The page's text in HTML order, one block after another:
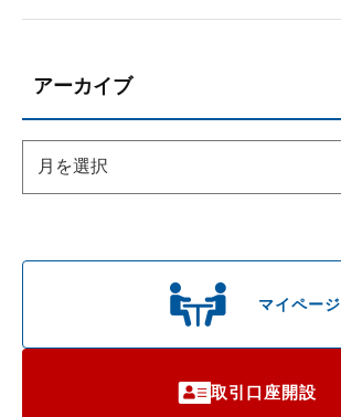
マイページ
取引口座開設
アーカイブ